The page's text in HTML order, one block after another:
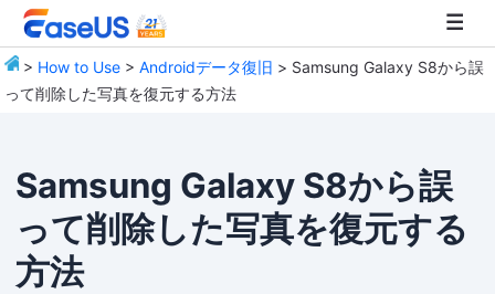
> How to Use >Androidデータ復旧 > Samsung Galaxy S8から誤
って削除した写真を復元する方法
Samsung Galaxy S8から誤
って削除した写真を復元する
方法